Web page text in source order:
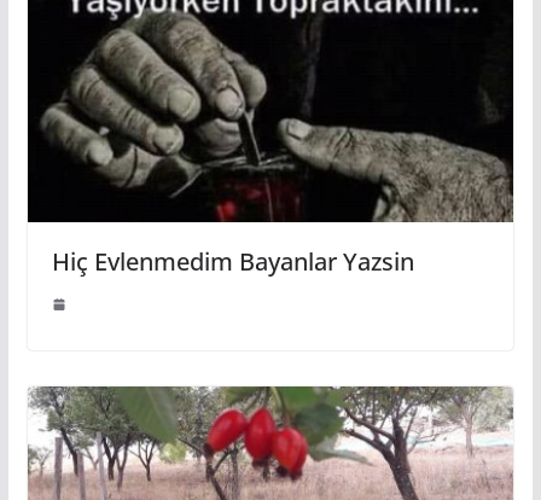
Hiç Evlenmedim Bayanlar Yazsin